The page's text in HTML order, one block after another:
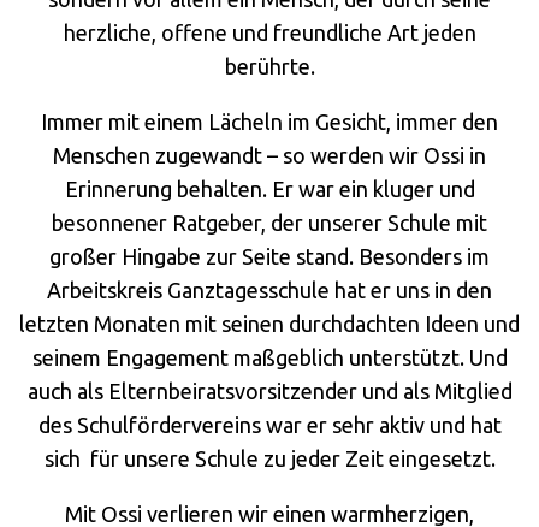
herzliche, offene und freundliche Art jeden
berührte.
Immer mit einem Lächeln im Gesicht, immer den
Menschen zugewandt – so werden wir Ossi in
Erinnerung behalten. Er war ein kluger und
besonnener Ratgeber, der unserer Schule mit
großer Hingabe zur Seite stand. Besonders im
Arbeitskreis Ganztagesschule hat er uns in den
letzten Monaten mit seinen durchdachten Ideen und
seinem Engagement maßgeblich unterstützt. Und
auch als Elternbeiratsvorsitzender und als Mitglied
des Schulfördervereins war er sehr aktiv und hat
sich für unsere Schule zu jeder Zeit eingesetzt.
Mit Ossi verlieren wir einen warmherzigen,